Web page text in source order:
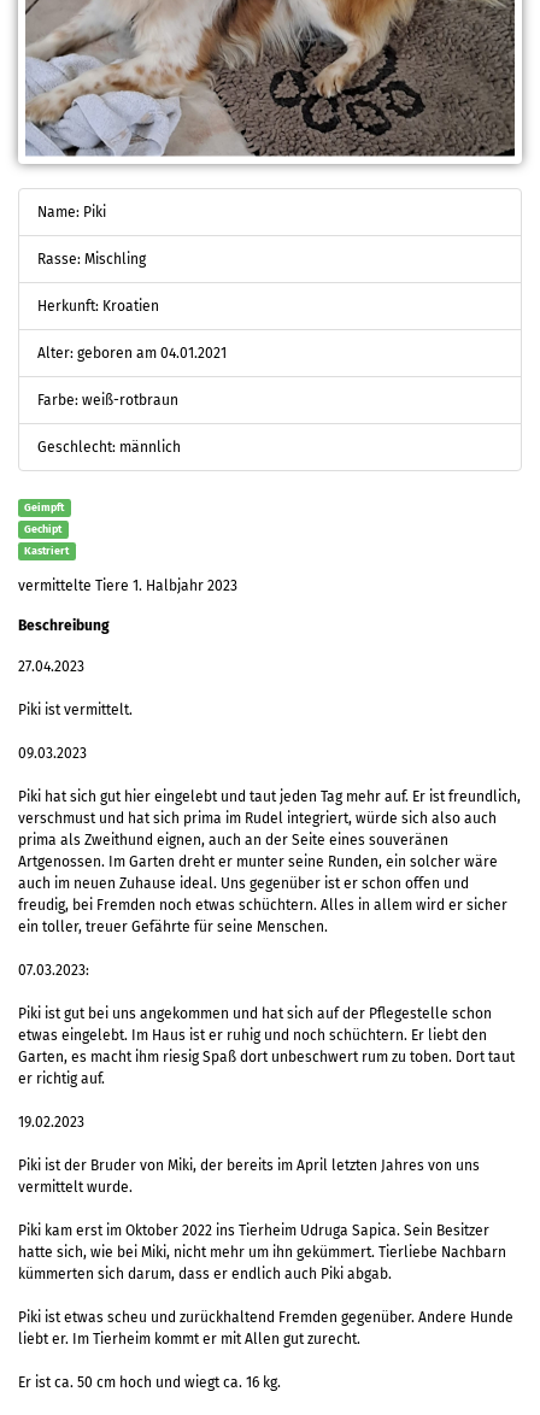
Name: Piki
Rasse: Mischling
Herkunft: Kroatien
Alter: geboren am 04.01.2021
Farbe: weiß-rotbraun
Geschlecht: männlich
Geimpft
Gechipt
Kastriert
vermittelte Tiere 1. Halbjahr 2023
Beschreibung
27.04.2023
Piki ist vermittelt.
09.03.2023
Piki hat sich gut hier eingelebt und taut jeden Tag mehr auf. Er ist freundlich,
verschmust und hat sich prima im Rudel integriert, würde sich also auch
prima als Zweithund eignen, auch an der Seite eines souveränen
Artgenossen. Im Garten dreht er munter seine Runden, ein solcher wäre
auch im neuen Zuhause ideal. Uns gegenüber ist er schon offen und
freudig, bei Fremden noch etwas schüchtern. Alles in allem wird er sicher
ein toller, treuer Gefährte für seine Menschen.
07.03.2023:
Piki ist gut bei uns angekommen und hat sich auf der Pflegestelle schon
etwas eingelebt. Im Haus ist er ruhig und noch schüchtern. Er liebt den
Garten, es macht ihm riesig Spaß dort unbeschwert rum zu toben. Dort taut
er richtig auf.
19.02.2023
Piki ist der Bruder von Miki, der bereits im April letzten Jahres von uns
vermittelt wurde.
Piki kam erst im Oktober 2022 ins Tierheim Udruga Sapica. Sein Besitzer
hatte sich, wie bei Miki, nicht mehr um ihn gekümmert. Tierliebe Nachbarn
kümmerten sich darum, dass er endlich auch Piki abgab.
Piki ist etwas scheu und zurückhaltend Fremden gegenüber. Andere Hunde
liebt er. Im Tierheim kommt er mit Allen gut zurecht.
Er ist ca. 50 cm hoch und wiegt ca. 16 kg.